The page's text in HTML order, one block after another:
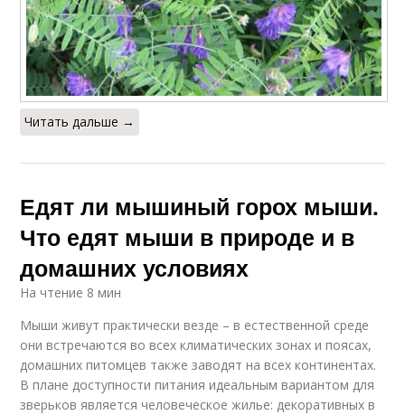
Читать дальше →
Едят ли мышиный горох мыши.
Что едят мыши в природе и в
домашних условиях
На чтение 8 мин
Мыши живут практически везде – в естественной среде
они встречаются во всех климатических зонах и поясах,
домашних питомцев также заводят на всех континентах.
В плане доступности питания идеальным вариантом для
зверьков является человеческое жилье: декоративных в